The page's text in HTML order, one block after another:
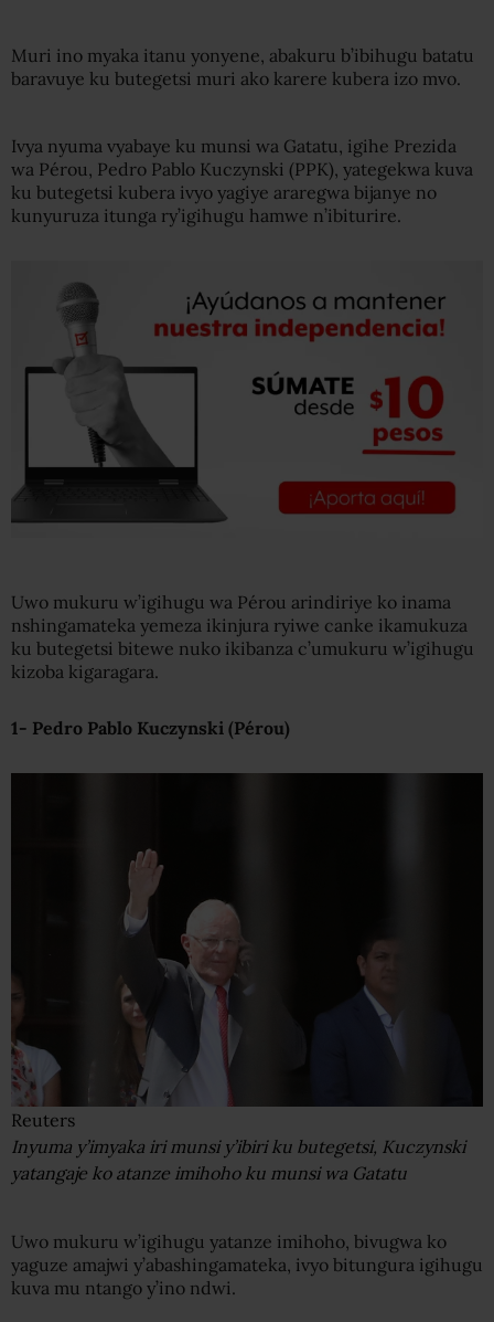
Muri ino myaka itanu yonyene, abakuru b’ibihugu batatu
baravuye ku butegetsi muri ako karere kubera izo mvo.
Ivya nyuma vyabaye ku munsi wa Gatatu, igihe Prezida
wa Pérou, Pedro Pablo Kuczynski (PPK), yategekwa kuva
ku butegetsi kubera ivyo yagiye araregwa bijanye no
kunyuruza itunga ry’igihugu hamwe n’ibiturire.
Uwo mukuru w’igihugu wa Pérou arindiriye ko inama
nshingamateka yemeza ikinjura ryiwe canke ikamukuza
ku butegetsi bitewe nuko ikibanza c’umukuru w’igihugu
kizoba kigaragara.
1- Pedro Pablo Kuczynski (Pérou)
Reuters
Inyuma y’imyaka iri munsi y’ibiri ku butegetsi, Kuczynski
yatangaje ko atanze imihoho ku munsi wa Gatatu
Uwo mukuru w’igihugu yatanze imihoho, bivugwa ko
yaguze amajwi y’abashingamateka, ivyo bitungura igihugu
kuva mu ntango y’ino ndwi.